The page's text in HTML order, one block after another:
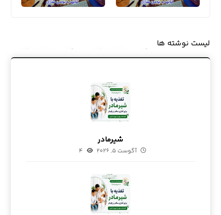
لیست نوشته ها
شیرمادر
آگوست ۵, ۲۰۲۶ ۴